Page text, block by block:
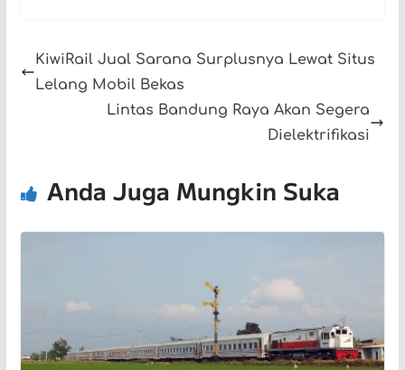
KiwiRail Jual Sarana Surplusnya Lewat Situs
Lelang Mobil Bekas
Lintas Bandung Raya Akan Segera
Dielektrifikasi
Anda Juga Mungkin Suka